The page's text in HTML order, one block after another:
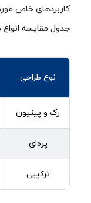
کاربردهای خاص
جدول مقایسه انواع
نوع طراحی
رک و پینیون
پره‌ای
ترکیبی